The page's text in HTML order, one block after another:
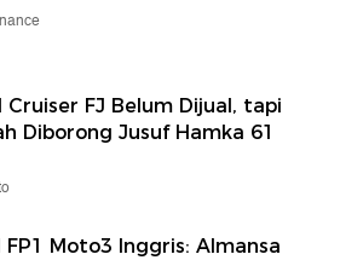
Cruiser FJ Belum Dijual, tapi
Diborong Jusuf Hamka 61
FP1 Moto3 Inggris: Almansa